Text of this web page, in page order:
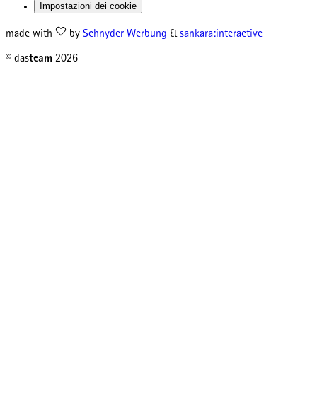
Impostazioni dei cookie
made with by Schnyder Werbung & sankara:interactive
© dasteam 2026